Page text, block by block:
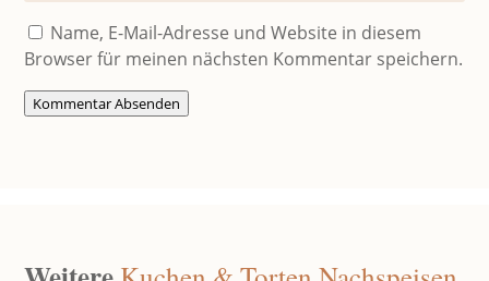
Name, E-Mail-Adresse und Website in diesem
Browser für meinen nächsten Kommentar speichern.
Kommentar Absenden